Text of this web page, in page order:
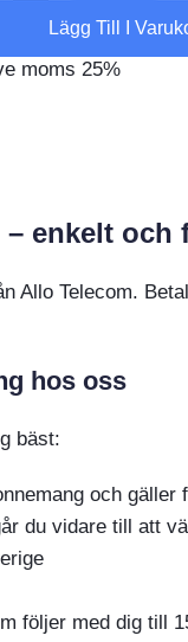
Lägg Till I
moms 25%
enkelt och
Allo Telecom.
hos oss
bäst:
och
du vidare till att
följer med dig till